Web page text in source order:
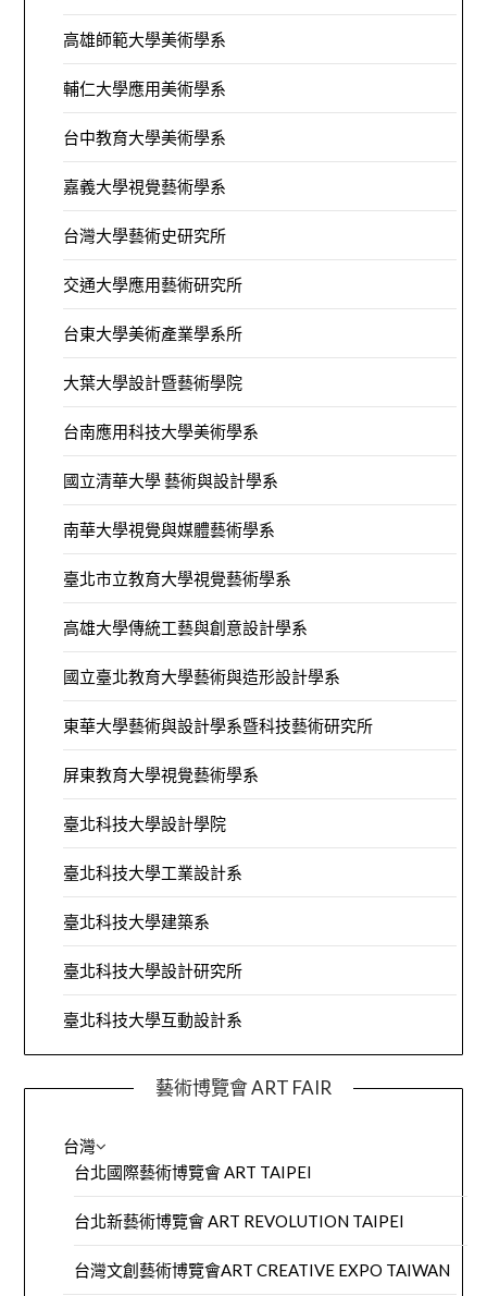
高雄師範大學美術學系
輔仁大學應用美術學系
台中教育大學美術學系
嘉義大學視覺藝術學系
台灣大學藝術史研究所
交通大學應用藝術研究所
台東大學美術產業學系所
大葉大學設計暨藝術學院
台南應用科技大學美術學系
國立清華大學 藝術與設計學系
南華大學視覺與媒體藝術學系
臺北市立教育大學視覺藝術學系
高雄大學傳統工藝與創意設計學系
國立臺北教育大學藝術與造形設計學系
東華大學藝術與設計學系暨科技藝術研究所
屏東教育大學視覺藝術學系
臺北科技大學設計學院
臺北科技大學工業設計系
臺北科技大學建築系
臺北科技大學設計研究所
臺北科技大學互動設計系
藝術博覽會 ART FAIR
台灣
台北國際藝術博覽會 ART TAIPEI
台北新藝術博覽會 ART REVOLUTION TAIPEI
台灣文創藝術博覽會ART CREATIVE EXPO TAIWAN